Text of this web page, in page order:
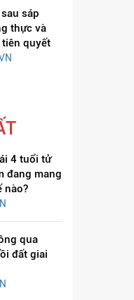
sáp
thực và
quyết
4 tuổi tử
đang mang
nào?
qua
đất giai